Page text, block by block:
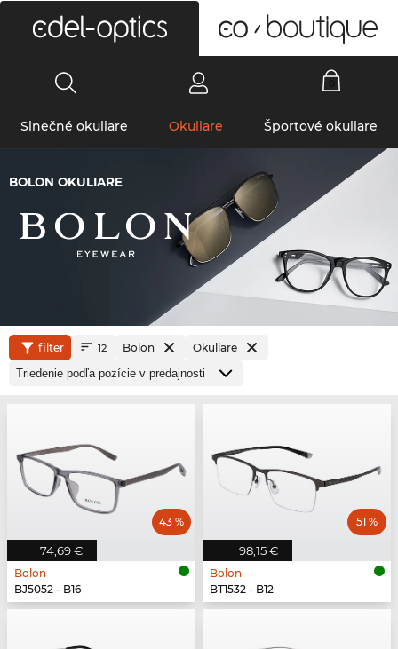
Slnečné okuliare Okuliare Športové okuliare
BOLON OKULIARE
filter 12 Bolon Okuliare
74,69 €
43 %
Bolon
BJ5052 - B16
98,15 €
51 %
Bolon
BT1532 - B12